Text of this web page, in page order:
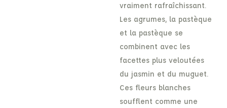
vraiment rafraîchissant.
Les agrumes, la pastèque
et la pastèque se
combinent avec les
facettes plus veloutées
du jasmin et du muguet.
Ces fleurs blanches
soufflent comme une